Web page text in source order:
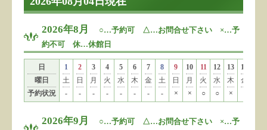
2026年8月
○…予約可 △…お問合せ下さい ×…予
約不可 休…休館日
日
曜日
予約状況
1
土
-
2
日
-
3
月
-
4
火
-
5
水
-
6
木
-
7
金
-
8
土
-
9
日
×
10
月
×
11
火
○
12
水
○
13
木
×
14
金
2026年9月
○…予約可 △…お問合せ下さい ×…予